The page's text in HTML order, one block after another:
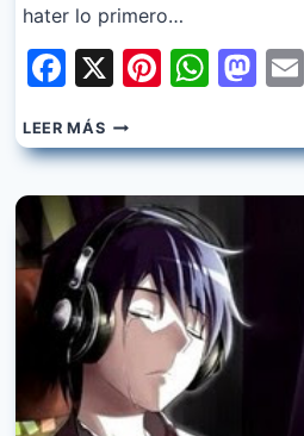
hater lo primero…
Facebook
X
LEER MÁSFERNANFLOO,
BAMBIEL
–
LOS
HATERS